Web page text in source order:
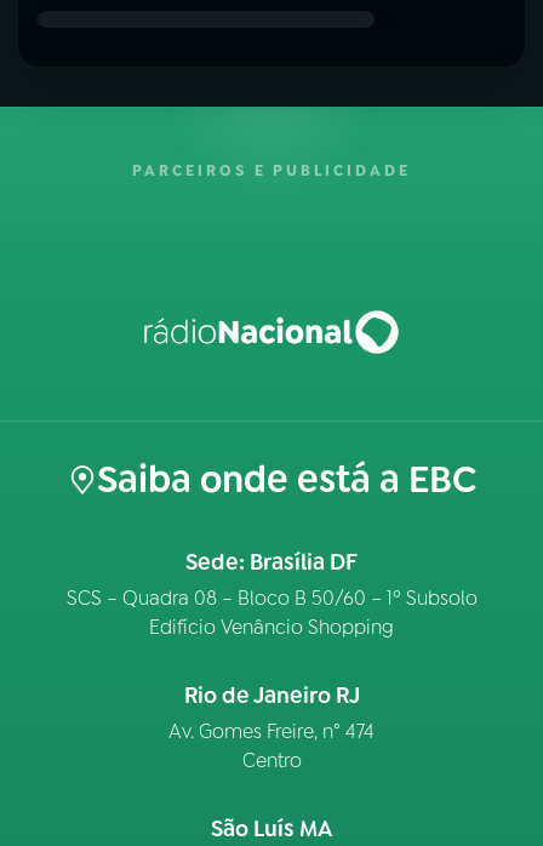
PARCEIROS E PUBLICIDADE
Saiba onde está a EBC
Sede: Brasília DF
SCS – Quadra 08 – Bloco B 50/60 – 1º Subsolo
Edifício Venâncio Shopping
Rio de Janeiro RJ
Av. Gomes Freire, n° 474
Centro
São Luís MA